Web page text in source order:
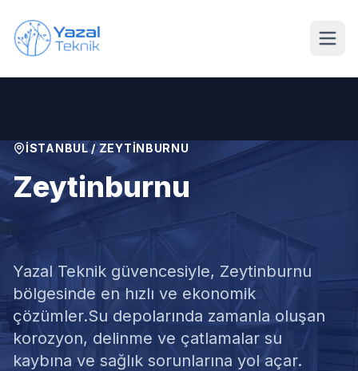
İSTANBUL/ ZEYTINBURNU
Zeytinburnu
Su Deposu Tamiri
Yazal Teknik güvencesiyle, Zeytinburnu
bölgesinde en hızlı ve ekonomik
çözümler.Su depolarında zamanla oluşan
korozyon, delinme ve çatlamalar su
kaybına ve sağlık sorunlarına yol açar.